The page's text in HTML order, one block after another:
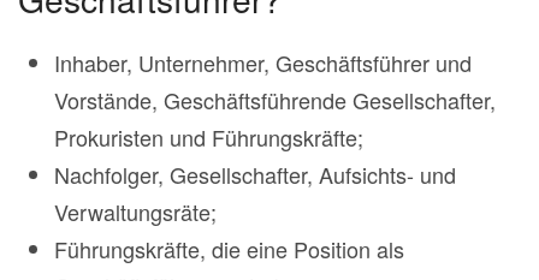
Inhaber, Unternehmer, Geschäftsführer und
Vorstände, Geschäftsführende Gesellschafter,
Prokuristen und Führungskräfte;
Nachfolger, Gesellschafter, Aufsichts- und
Verwaltungsräte;
Führungskräfte, die eine Position als